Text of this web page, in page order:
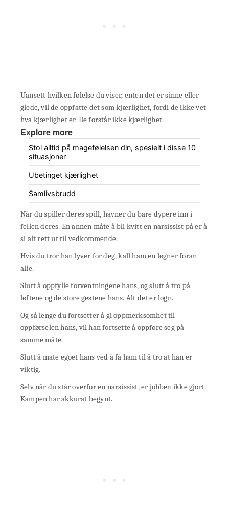
Uansett hvilken følelse du viser, enten det er sinne eller
glede, vil de oppfatte det som kjærlighet, fordi de ikke vet
hva kjærlighet er. De forstår ikke kjærlighet.
Explore more
Stol alltid på magefølelsen din, spesielt i disse 10
situasjoner
Ubetinget kjærlighet
Samlivsbrudd
Når du spiller deres spill, havner du bare dypere inn i
fellen deres. En annen måte å bli kvitt en narsissist på er å
si alt rett ut til vedkommende.
Hvis du tror han lyver for deg, kall ham en løgner foran
alle.
Slutt å oppfylle forventningene hans, og slutt å tro på
løftene og de store gestene hans. Alt det er løgn.
Og så lenge du fortsetter å gi oppmerksomhet til
oppførselen hans, vil han fortsette å oppføre seg på
samme måte.
Slutt å mate egoet hans ved å få ham til å tro at han er
viktig.
Selv når du står overfor en narsissist, er jobben ikke gjort.
Kampen har akkurat begynt.